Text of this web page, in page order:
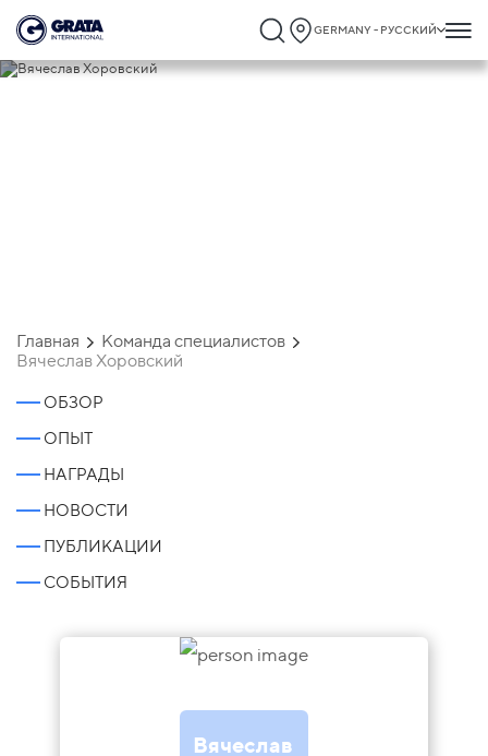
GERMANY - РУССКИЙ
Главная
Команда специалистов
Вячеслав Хоровский
ОБЗОР
ОПЫТ
НАГРАДЫ
НОВОСТИ
ПУБЛИКАЦИИ
СОБЫТИЯ
Вячеслав